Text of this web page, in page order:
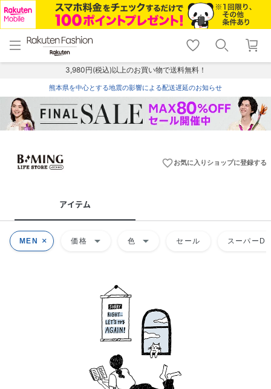
menu home
トップ
shopping_cart lock_outline
ログイン
3,980円(税込)以上のお買い物で送料無料！
熊本県を中心とする地震の影響による配送遅延のお知らせ
favorite_borderお気に入りショップに登録する
アイテム
MEN 価格 arrow_drop_down 色 arrow_drop_down セール スーパー